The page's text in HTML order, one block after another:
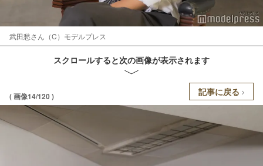
武田愁さん（C）モデルプレス
スクロールすると次の画像が表示されます
( 画像14/120 ) 記事に戻る